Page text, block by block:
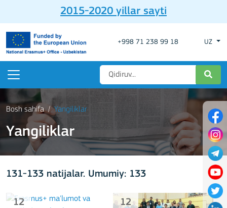
2015-2020 yillar sayti
+998 71 238 99 18 UZ
Bosh sahifa Yangiliklar
Yangiliklar
131-133 natijalar. Umumiy: 133
12 12